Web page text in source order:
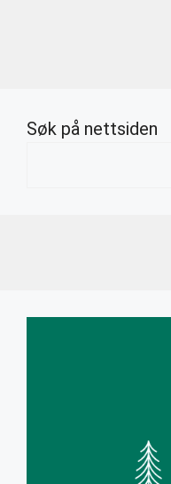
Søk på nettsiden